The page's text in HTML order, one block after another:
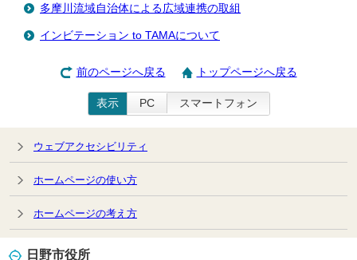
多摩川流域自治体による広域連携の取組
インビテーション to TAMAについて
前のページへ戻る トップページへ戻る
表示 PC スマートフォン
ウェブアクセシビリティ
ホームページの使い方
ホームページの考え方
日野市役所